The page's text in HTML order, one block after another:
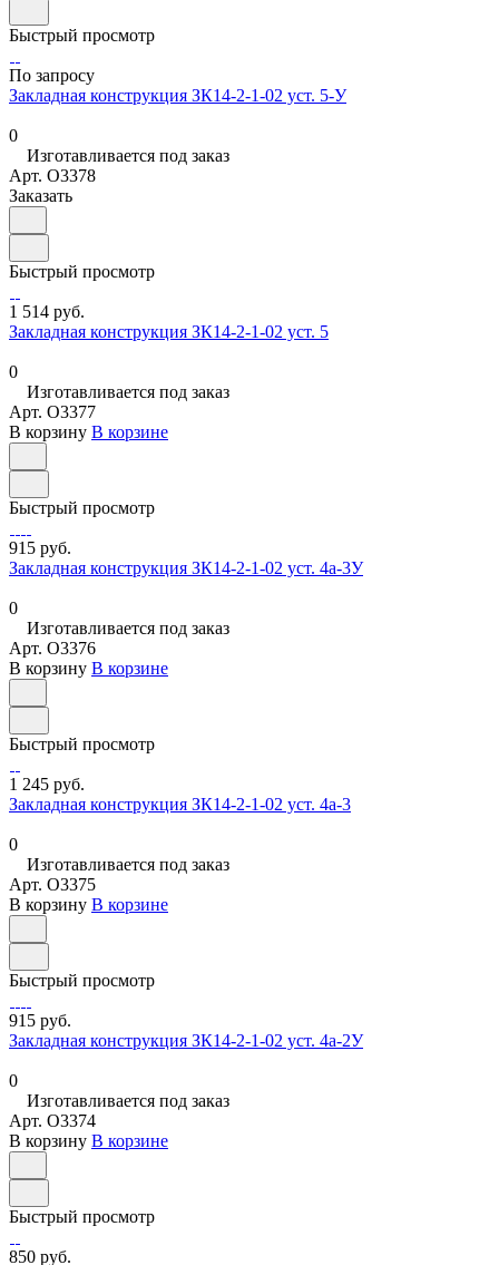
Быстрый просмотр
По запросу
Закладная конструкция ЗК14-2-1-02 уст. 5-У
0
Изготавливается под заказ
Арт. O3378
Заказать
Быстрый просмотр
1 514 руб.
Закладная конструкция ЗК14-2-1-02 уст. 5
0
Изготавливается под заказ
Арт. O3377
В корзину В корзине
Быстрый просмотр
915 руб.
Закладная конструкция ЗК14-2-1-02 уст. 4а-3У
0
Изготавливается под заказ
Арт. O3376
В корзину В корзине
Быстрый просмотр
1 245 руб.
Закладная конструкция ЗК14-2-1-02 уст. 4а-3
0
Изготавливается под заказ
Арт. O3375
В корзину В корзине
Быстрый просмотр
915 руб.
Закладная конструкция ЗК14-2-1-02 уст. 4а-2У
0
Изготавливается под заказ
Арт. O3374
В корзину В корзине
Быстрый просмотр
850 руб.